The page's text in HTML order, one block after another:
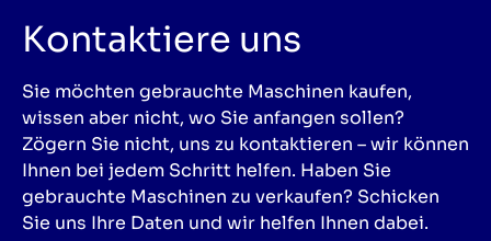
Kontaktiere uns
Sie möchten gebrauchte Maschinen kaufen,
wissen aber nicht, wo Sie anfangen sollen?
Zögern Sie nicht, uns zu kontaktieren – wir können
Ihnen bei jedem Schritt helfen. Haben Sie
gebrauchte Maschinen zu verkaufen? Schicken
Sie uns Ihre Daten und wir helfen Ihnen dabei.